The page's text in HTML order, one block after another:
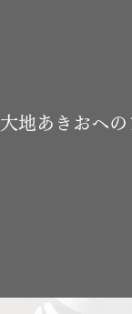
大地あきおへの